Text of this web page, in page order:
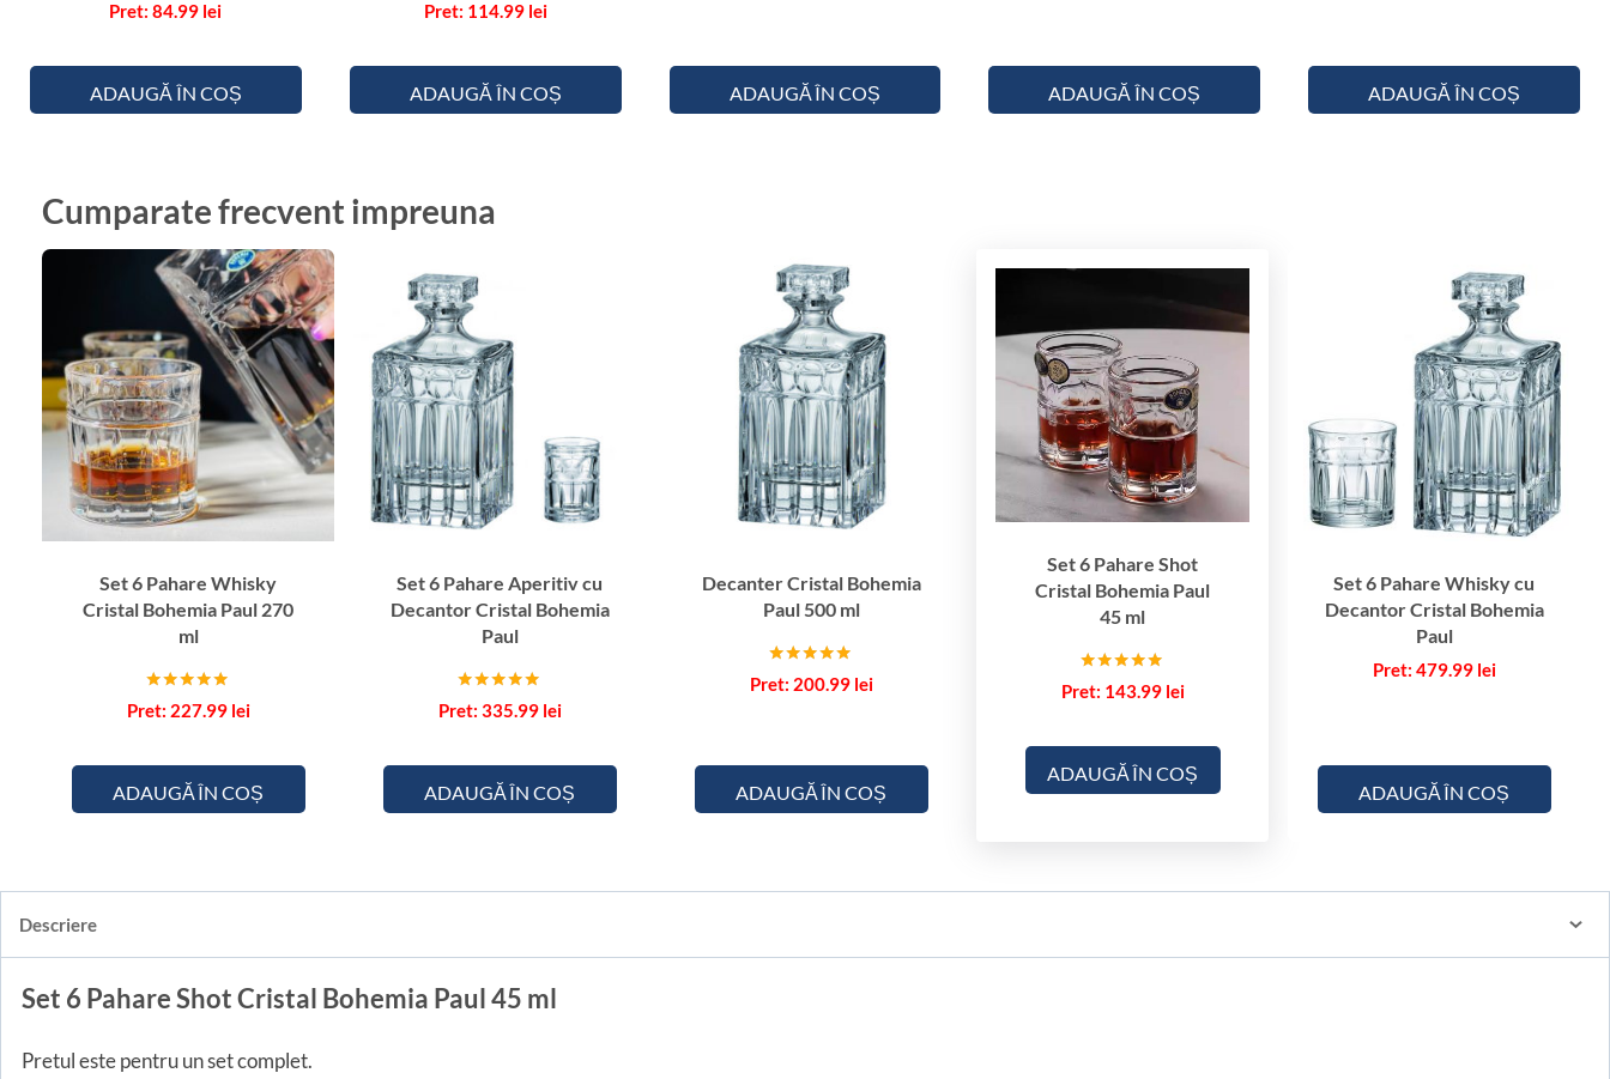
B
o
a
u
l
4
5
m
l
Evaluat la
5.00
84.99 lei
ADAUGĂ ÎN COȘ
Evaluat la
5.00
114.99 lei
ADAUGĂ ÎN COȘ ADAUGĂ ÎN COȘ ADAUGĂ ÎN COȘ ADAUGĂ ÎN COȘ
Cumparate frecvent impreuna
Set 6 Pahare Whisky
Cristal Bohemia Paul 270
ml
Evaluat la
5.00
227.99 lei
ADAUGĂ ÎN COȘ
Set 6 Pahare Aperitiv cu
Decantor Cristal Bohemia
Paul
Evaluat la
5.00
335.99 lei
ADAUGĂ ÎN COȘ
Decanter Cristal Bohemia
Paul 500 ml
Evaluat la
5.00
200.99 lei
ADAUGĂ ÎN COȘ
Set 6 Pahare Shot
Cristal Bohemia Paul
45 ml
Evaluat la
5.00
143.99 lei
ADAUGĂ ÎN COȘ
Set 6 Pahare Whisky cu
Decantor Cristal Bohemia
Paul
479.99 lei
ADAUGĂ ÎN COȘ
Descriere
Set 6 Pahare Shot Cristal Bohemia Paul 45 ml
Pretul este pentru un set complet.